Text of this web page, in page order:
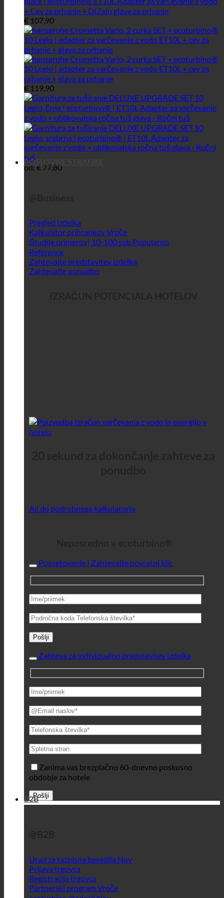
€ 107,90
€ 119,90
od: € 77,80
POSLOVNE STRANKE
Pregled izdelka
Kalkulator prihrankov
Študije primerov| 10-100 sob
Reference
Zahtevajte predstavitev izdelka
Zahtevajte ponudbo
Ali do podrobnega kalkulatorja
Posvetovanje | Zahtevajte povratni klic
Zahteva za individualno predstavitev izdelka
Zanima vas brezplačno 60-dnevno poskusno
obdobje za hotele
B2B
Urad za razpisna besedila
Prijava trgovca
Registracija trgovca
Partnerski program